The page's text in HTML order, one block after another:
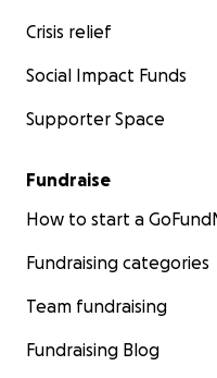
Crisis relief
Social Impact Funds
Supporter Space
Fundraise
How to start a
Fundraising categories
Team fundraising
Fundraising Blog